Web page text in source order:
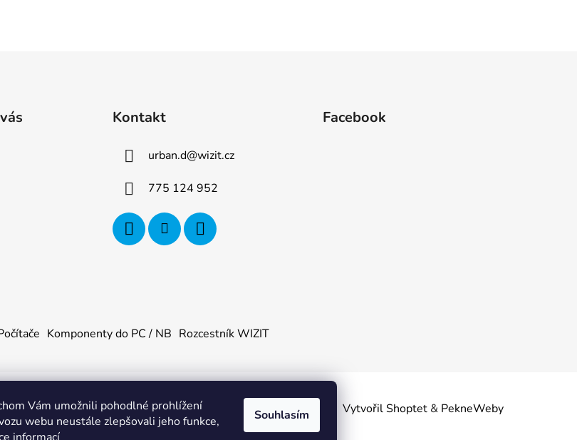
Vám umožnili pohodlné prohlížení
webu neustále zlepšovali jeho funkce,
Souhlasím
Kontakt
urban.d@wizit.cz
775 124 952
Facebook
Komponenty do PC / NB Rozcestník WIZIT
Vytvořil Shoptet & PekneWeby
vyhrazena.|Obchodní podmínky|Ochrana osobních